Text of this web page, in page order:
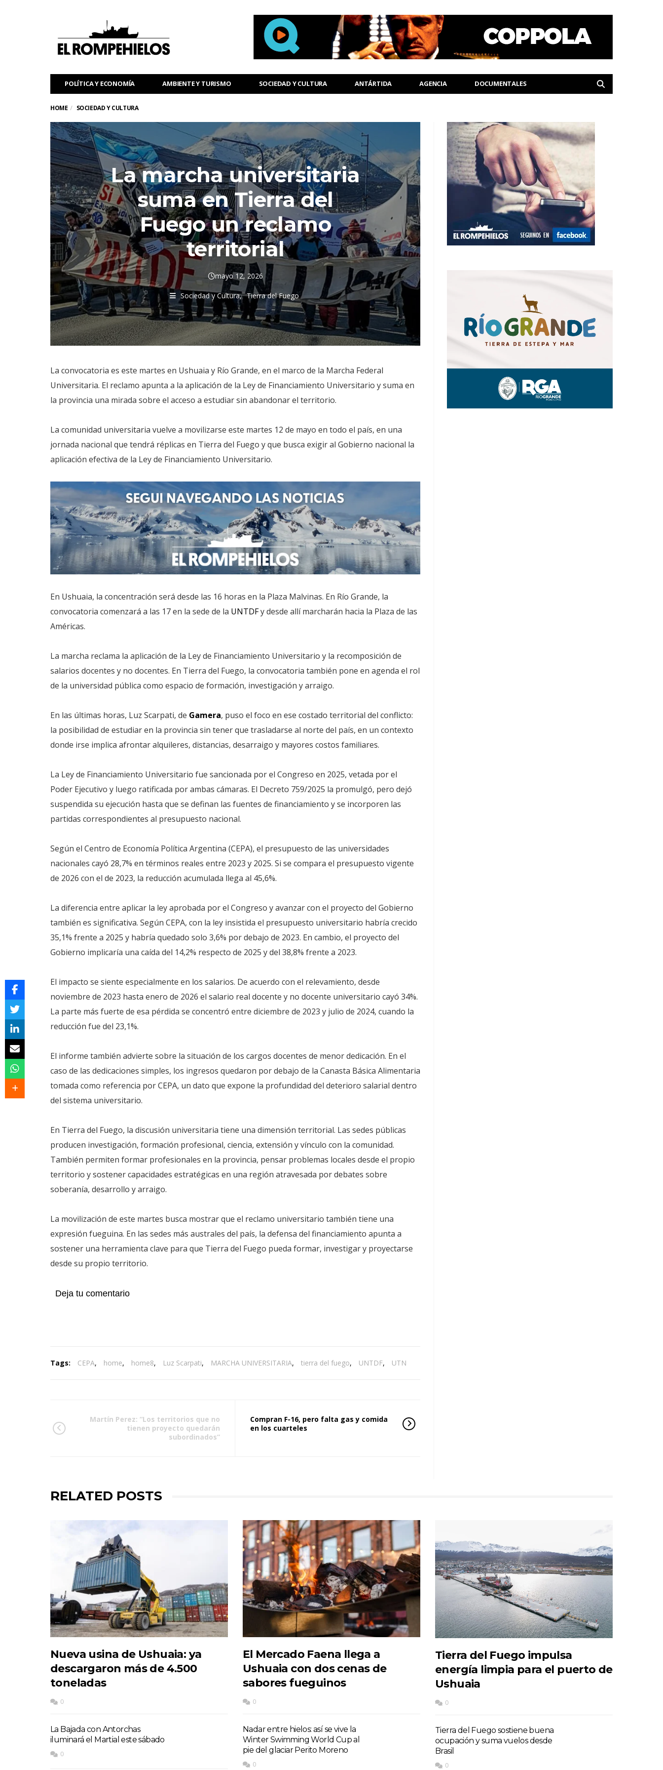
POLÍTICA Y ECONOMÍA AMBIENTE Y TURISMO SOCIEDAD Y CULTURA ANTÁRTIDA AGENCIA DOCUMENTALES
HOME SOCIEDAD Y CULTURA
La marcha universitaria
suma en Tierra del
Fuego un reclamo
territorial
mayo 12, 2026
Sociedad y Cultura Tierra del Fuego
La convocatoria es este martes en Ushuaia y Río Grande, en el marco de la Marcha Federal
Universitaria. El reclamo apunta a la aplicación de la Ley de Financiamiento Universitario y suma en
la provincia una mirada sobre el acceso a estudiar sin abandonar el territorio.
La comunidad universitaria vuelve a movilizarse este martes 12 de mayo en todo el país, en una
jornada nacional que tendrá réplicas en Tierra del Fuego y que busca exigir al Gobierno nacional la
aplicación efectiva de la Ley de Financiamiento Universitario.
En Ushuaia, la concentración será desde las 16 horas en la Plaza Malvinas. En Río Grande, la
convocatoria comenzará a las 17 en la sede de la UNTDFy desde allí marcharán hacia la Plaza de las
Américas.
La marcha reclama la aplicación de la Ley de Financiamiento Universitario y la recomposición de
salarios docentes y no docentes. En Tierra del Fuego, la convocatoria también pone en agenda el rol
de la universidad pública como espacio de formación, investigación y arraigo.
En las últimas horas, Luz Scarpati, de Gamera, puso el foco en ese costado territorial del conflicto:
la posibilidad de estudiar en la provincia sin tener que trasladarse al norte del país, en un contexto
donde irse implica afrontar alquileres, distancias, desarraigo y mayores costos familiares.
La Ley de Financiamiento Universitario fue sancionada por el Congreso en 2025, vetada por el
Poder Ejecutivo y luego ratificada por ambas cámaras. El Decreto 759/2025 la promulgó, pero dejó
suspendida su ejecución hasta que se definan las fuentes de financiamiento y se incorporen las
partidas correspondientes al presupuesto nacional.
Según el Centro de Economía Política Argentina (CEPA), el presupuesto de las universidades
nacionales cayó 28,7% en términos reales entre 2023 y 2025. Si se compara el presupuesto vigente
de 2026 con el de 2023, la reducción acumulada llega al 45,6%.
La diferencia entre aplicar la ley aprobada por el Congreso y avanzar con el proyecto del Gobierno
también es significativa. Según CEPA, con la ley insistida el presupuesto universitario habría crecido
35,1% frente a 2025 y habría quedado solo 3,6% por debajo de 2023. En cambio, el proyecto del
Gobierno implicaría una caída del 14,2% respecto de 2025 y del 38,8% frente a 2023.
El impacto se siente especialmente en los salarios. De acuerdo con el relevamiento, desde
noviembre de 2023 hasta enero de 2026 el salario real docente y no docente universitario cayó 34%.
La parte más fuerte de esa pérdida se concentró entre diciembre de 2023 y julio de 2024, cuando la
reducción fue del 23,1%.
El informe también advierte sobre la situación de los cargos docentes de menor dedicación. En el
caso de las dedicaciones simples, los ingresos quedaron por debajo de la Canasta Básica Alimentaria
tomada como referencia por CEPA, un dato que expone la profundidad del deterioro salarial dentro
del sistema universitario.
En Tierra del Fuego, la discusión universitaria tiene una dimensión territorial. Las sedes públicas
producen investigación, formación profesional, ciencia, extensión y vínculo con la comunidad.
También permiten formar profesionales en la provincia, pensar problemas locales desde el propio
territorio y sostener capacidades estratégicas en una región atravesada por debates sobre
soberanía, desarrollo y arraigo.
La movilización de este martes busca mostrar que el reclamo universitario también tiene una
expresión fueguina. En las sedes más australes del país, la defensa del financiamiento apunta a
sostener una herramienta clave para que Tierra del Fuego pueda formar, investigar y proyectarse
desde su propio territorio.
Deja tu comentario
Tags: CEPA, home, home8, Luz Scarpati, MARCHA UNIVERSITARIA, tierra del fuego, UNTDF, UTN
Martín Perez: “Los territorios que no
tienen proyecto quedarán
subordinados”
Compran F-16, pero falta gas y comida
en los cuarteles
RELATED POSTS
Nueva usina de Ushuaia: ya
descargaron más de 4.500
toneladas
0
La Bajada con Antorchas
iluminará el Martial este sábado
0
El Mercado Faena llega a
Ushuaia con dos cenas de
sabores fueguinos
0
Nadar entre hielos: así se vive la
Winter Swimming World Cup al
pie del glaciar Perito Moreno
0
Tierra del Fuego impulsa
energía limpia para el puerto de
Ushuaia
0
Tierra del Fuego sostiene buena
ocupación y suma vuelos desde
Brasil
0